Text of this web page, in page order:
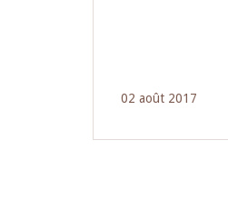
02 août 2017